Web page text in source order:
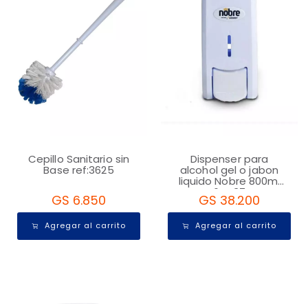
Cepillo Sanitario sin
Base ref:3625
GS 6.850
Agregar al carrito
Dispenser para
alcohol gel o jabon
liquido Nobre 800ml
64437
GS 38.200
Agregar al carrito